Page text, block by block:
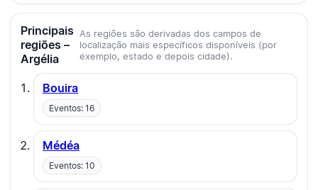
Principais
regiões –
Argélia
As regiões são derivadas dos campos de
localização mais específicos disponíveis (por
exemplo, estado e depois cidade).
Bouira
Eventos: 16
Médéa
Eventos: 10